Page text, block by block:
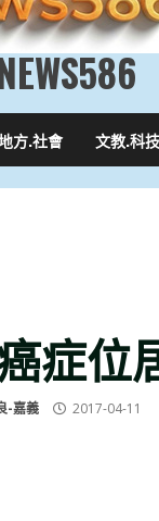
方.社會 文教.科技
症位
-嘉義 2017-04-11